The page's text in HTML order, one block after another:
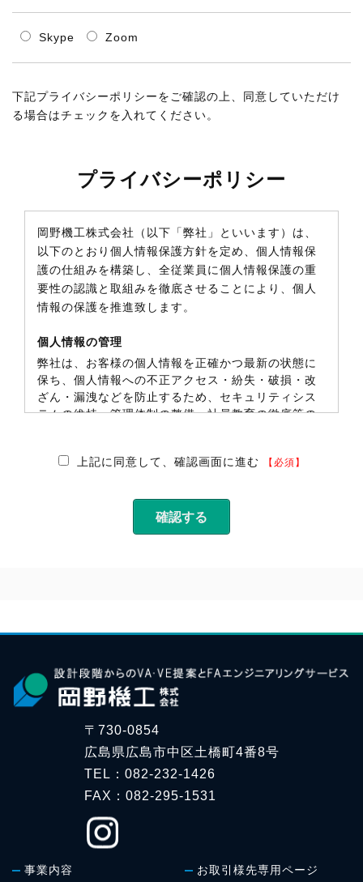
Skype Zoom
下記プライバシーポリシーをご確認の上、同意していただけ
る場合はチェックを入れてください。
プライバシーポリシー
岡野機工株式会社（以下「弊社」といいます）は、
以下のとおり個人情報保護方針を定め、個人情報保
護の仕組みを構築し、全従業員に個人情報保護の重
要性の認識と取組みを徹底させることにより、個人
情報の保護を推進致します。
個人情報の管理
弊社は、お客様の個人情報を正確かつ最新の状態に
保ち、個人情報への不正アクセス・紛失・破損・改
ざん・漏洩などを防止するため、セキュリティシス
テムの維持・管理体制の整備・社員教育の徹底等の
お客様からお預かりした個人情報は、弊社からのご
連絡や業務のご案内やご質問に対する回答として、
電子メールや資料のご送付に利用いたします。
弊社は、個人情報の正確性及び安全性確保のため
に、セキュリティに万全の対策を講じています。
ご本人の照会
お客様がご本人の個人情報の照会・修正・削除など
をご希望される場合には、ご本人であることを確認
の上、対応させていただきます。
法令、規範の遵守と見直し
弊社は、保有する個人情報に関して適用される日本
の法令、その他規範を遵守するとともに、本ポリシ
ーの内容を適宜見直し、その改善に努めます。
上記に同意して、確認画面に進む 【必須】
〒730-0854
広島県広島市中区土橋町4番8号
TEL：082-232-1426
FAX：082-295-1531
事業内容 お取引様先専用ページ